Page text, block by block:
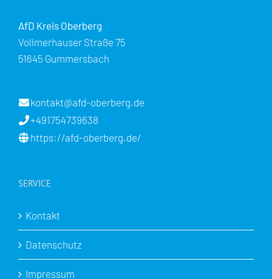
AfD Kreis Oberberg
Vollmerhauser Straße 75
51645 Gummersbach
kontakt@afd-oberberg.de
+491754739638
https://afd-oberberg.de/
SERVICE
Kontakt
Datenschutz
Impressum